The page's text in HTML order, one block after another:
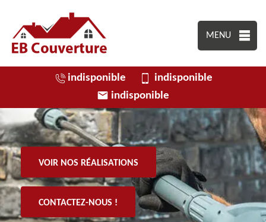
MENU
indisponible
indisponible
indisponible
VOIR NOS RÉALISATIONS
CONTACTEZ-NOUS !